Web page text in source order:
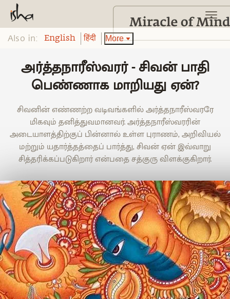
Also in: English हिंदी More
அர்த்தநாரீஸ்வரர் - சிவன் பாதி
பெண்ணாக மாறியது ஏன்?
சிவனின் எண்ணற்ற வடிவங்களில் அர்த்தநாரீஸ்வரரே
மிகவும் தனித்துவமானவர். அர்த்தநாரீஸ்வரரின்
அடையாளத்திற்குப் பின்னால் உள்ள புராணம், அறிவியல்
மற்றும் யதார்த்தத்தைப் பார்த்து, சிவன் ஏன் இவ்வாறு
சித்தரிக்கப்படுகிறார் என்பதை சத்குரு விளக்குகிறார்.